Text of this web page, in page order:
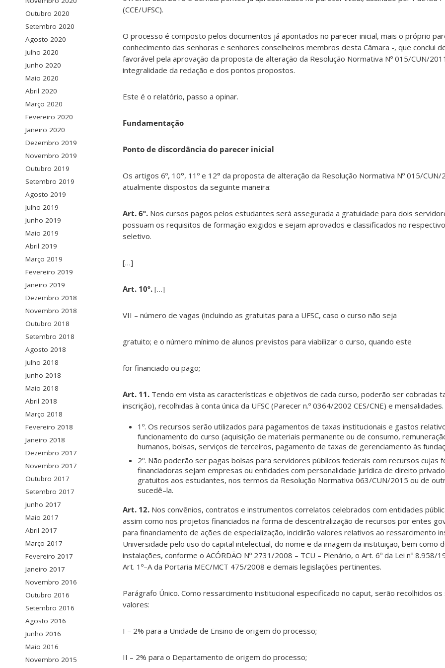
Outubro 2020
Setembro 2020
Agosto 2020
Julho 2020
Junho 2020
Maio 2020
Abril 2020
Março 2020
Fevereiro 2020
Janeiro 2020
Dezembro 2019
Novembro 2019
Outubro 2019
Setembro 2019
Agosto 2019
Julho 2019
Junho 2019
Maio 2019
Abril 2019
Março 2019
Fevereiro 2019
Janeiro 2019
Dezembro 2018
Novembro 2018
Outubro 2018
Setembro 2018
Agosto 2018
Julho 2018
Junho 2018
Maio 2018
Abril 2018
Março 2018
Fevereiro 2018
Janeiro 2018
Dezembro 2017
Novembro 2017
Outubro 2017
Setembro 2017
Junho 2017
Maio 2017
Abril 2017
Março 2017
Fevereiro 2017
Janeiro 2017
Novembro 2016
Outubro 2016
Setembro 2016
Agosto 2016
Junho 2016
Maio 2016
Novembro 2015
(CCE/UFSC).
O processo é composto pelos documentos já apontados no parecer inicial, mais o próprio
conhecimento das senhoras e senhores conselheiros membros desta Câmara -, que conclui
favorável pela aprovação da proposta de alteração da Resolução Normativa Nº 015/CUN/
integralidade da redação e dos pontos propostos.
Este é o relatório, passo a opinar.
Fundamentação
Ponto de discordância do parecer inicial
Os artigos 6º, 10°, 11º e 12° da proposta de alteração da Resolução Normativa Nº 015/
atualmente dispostos da seguinte maneira:
Art. 6º. Nos cursos pagos pelos estudantes será assegurada a gratuidade para dois
possuam os requisitos de formação exigidos e sejam aprovados e classificados no
seletivo.
[…]
Art. 10º. […]
VII – número de vagas (incluindo as gratuitas para a UFSC, caso o curso não seja
gratuito; e o número mínimo de alunos previstos para viabilizar o curso, quando este
for financiado ou pago;
Art. 11. Tendo em vista as características e objetivos de cada curso, poderão ser cobradas
inscrição), recolhidas à conta única da UFSC (Parecer n.º 0364/2002 CES/CNE) e
1º. Os recursos serão utilizados para pagamentos de taxas institucionais e gastos
funcionamento do curso (aquisição de materiais permanente ou de consumo,
humanos, bolsas, serviços de terceiros, pagamento de taxas de gerenciamento às
2º. Não poderão ser pagas bolsas para servidores públicos federais com recursos cujas
financiadoras sejam empresas ou entidades com personalidade jurídica de direito
gratuitos aos estudantes, nos termos da Resolução Normativa 063/CUN/2015 ou de
sucedê–la.
Art. 12. Nos convênios, contratos e instrumentos correlatos celebrados com entidades
assim como nos projetos financiados na forma de descentralização de recursos por entes
para financiamento de ações de especialização, incidirão valores relativos ao ressarcimento
Universidade pelo uso do capital intelectual, do nome e da imagem da instituição, bem como
instalações, conforme o ACÓRDÃO Nº 2731/2008 – TCU – Plenário, o Art. 6º da Lei nº 8.958/
Art. 1º–A da Portaria MEC/MCT 475/2008 e demais legislações pertinentes.
Parágrafo Único. Como ressarcimento institucional especificado no caput, serão recolhidos
valores:
I – 2% para a Unidade de Ensino de origem do processo;
II – 2% para o Departamento de origem do processo;